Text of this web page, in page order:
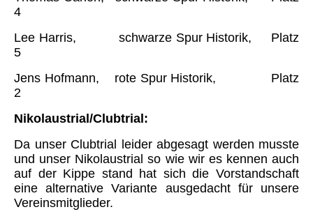
4
Lee Harris, schwarze Spur Historik, Platz
5
Jens Hofmann, rote Spur Historik, Platz
2
Nikolaustrial/Clubtrial:
Da unser Clubtrial leider abgesagt werden musste
und unser Nikolaustrial so wie wir es kennen auch
auf der Kippe stand hat sich die Vorstandschaft
eine alternative Variante ausgedacht für unsere
Vereinsmitglieder.